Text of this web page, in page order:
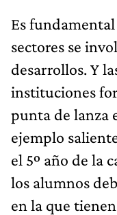
Es
sectores se
desarrollos. Y
instituciones
punta de lanza
ejemplo
el 5º año de la
los alumnos
en la que